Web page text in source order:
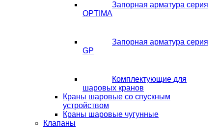
Запорная арматура серия
OPTIMA
Запорная арматура серия
GP
Комплектующие для
шаровых кранов
Краны шаровые со спускным
устройством
Краны шаровые чугунные
Клапаны